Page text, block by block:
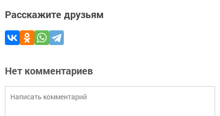
Расскажите друзьям
Нет комментариев